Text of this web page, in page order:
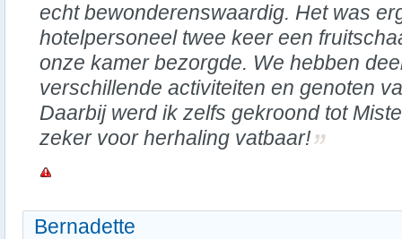
echt bewonderenswaardig. Het was
hotelpersoneel twee keer een
onze kamer bezorgde. We hebben
verschillende activiteiten en genoten
Daarbij werd ik zelfs gekroond tot
zeker voor herhaling vatbaar!
Bernadette